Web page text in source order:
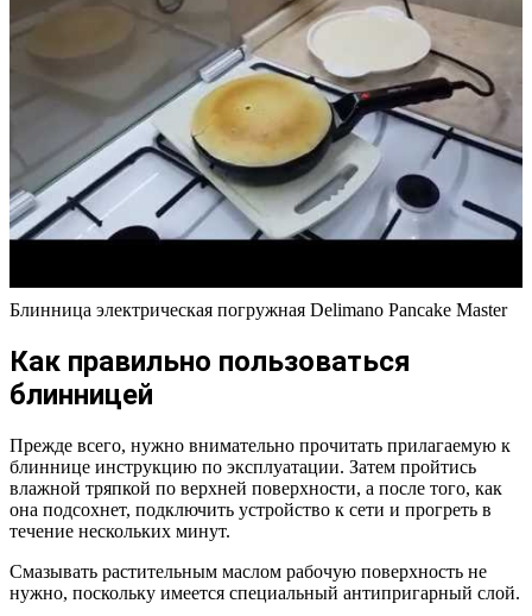
Блинница электрическая погружная Delimano Pancake Master
Как правильно пользоваться
блинницей
Прежде всего, нужно внимательно прочитать прилагаемую к
блиннице инструкцию по эксплуатации. Затем пройтись
влажной тряпкой по верхней поверхности, а после того, как
она подсохнет, подключить устройство к сети и прогреть в
течение нескольких минут.
Смазывать растительным маслом рабочую поверхность не
нужно, поскольку имеется специальный антипригарный слой.